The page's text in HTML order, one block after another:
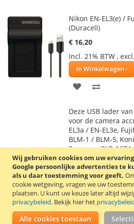
Wij gebruiken cookies om uw
Google persoonlijke advertenties te
als u daar toestemming voor geeft.
cookie wetgeving, vragen we uw
plaatsen. U kunt uw keuze later altijd
privacybeleid. Bekijk hier het
Alle cookies toestaan
Nikon EN-EL3(e) /
(Duracell)
€ 16,20
Incl. 21% BTW , excl.
In Winkelwagen
VOEG
AAN
VERLANGLIJST
TE
Deze USB lader
voor de camera
EL3a / EN-EL3e,
BLM-1 / BLM-5,
Samsung SLB-
accu’s zitten onder
/ D70 / D70s / D80
D300 / D300s /
Pro / IS Pro.Lees
Fujifilm NP-40/60/
(Patona)